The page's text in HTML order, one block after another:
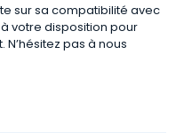
sur sa compatibilité avec
votre disposition pour
pas à nous